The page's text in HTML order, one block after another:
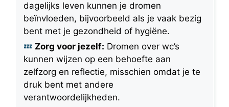
dagelijks leven kunnen je dromen
beïnvloeden, bijvoorbeeld als je vaak bezig
bent met je gezondheid of hygiëne.
Zorg voor jezelf: Dromen over wc’s
kunnen wijzen op een behoefte aan
zelfzorg en reflectie, misschien omdat je te
druk bent met andere
verantwoordelijkheden.